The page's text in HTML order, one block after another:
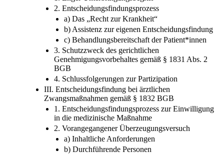
2. Entscheidungsfindungsprozess
a) Das „Recht zur Krankheit“
b) Assistenz zur eigenen Entscheidungsfindung
c) Behandlungsbereitschaft der Patient*innen
3. Schutzzweck des gerichtlichen
Genehmigungsvorbehaltes gemäß § 1831 Abs. 2
BGB
4. Schlussfolgerungen zur Partizipation
III. Entscheidungsfindung bei ärztlichen
Zwangsmaßnahmen gemäß § 1832 BGB
1. Entscheidungsfindungsprozess zur Einwilligung
in die medizinische Maßnahme
2. Vorangegangener Überzeugungsversuch
a) Inhaltliche Anforderungen
b) Durchführende Personen